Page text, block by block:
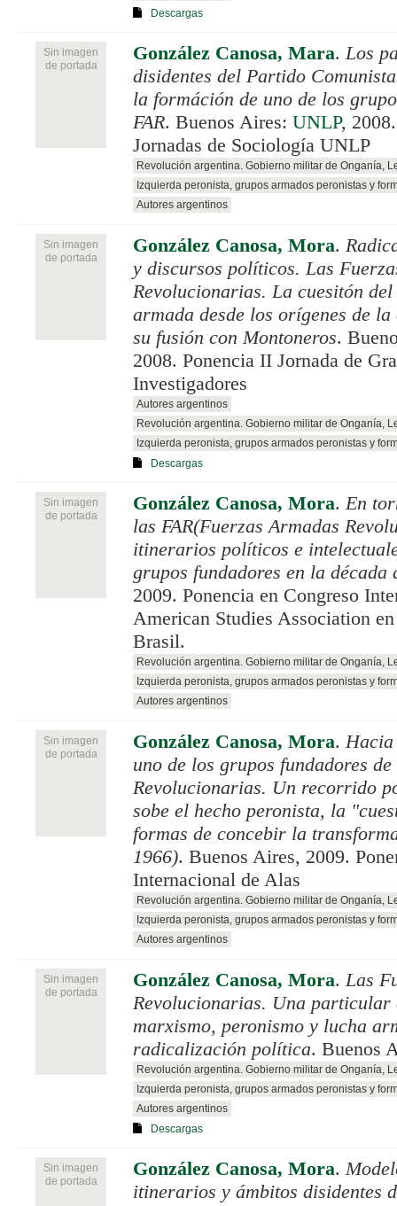
Descargas
Sin imagen
de portada
González Canosa, Mara. Los
disidentes del Partido
la formáción de uno de los
FAR. Buenos Aires: UNLP,
Jornadas de Sociología UNLP
Revolución argentina. Gobierno militar de Onganía,
Izquierda peronista, grupos armados peronistas y
Autores argentinos
Sin imagen
de portada
González Canosa, Mora.
y discursos políticos. Las
Revolucionarias. La cuesitón
armada desde los orígenes de
su fusión con Montoneros.
2008. Ponencia II Jornada de
Investigadores
Autores argentinos
Revolución argentina. Gobierno militar de Onganía,
Izquierda peronista, grupos armados peronistas y
Descargas
Sin imagen
de portada
González Canosa, Mora. En
las FAR(Fuerzas Armadas
itinerarios políticos e
grupos fundadores en la década
2009. Ponencia en Congreso
American Studies Association
Brasil.
Revolución argentina. Gobierno militar de Onganía,
Izquierda peronista, grupos armados peronistas y
Autores argentinos
Sin imagen
de portada
González Canosa, Mora.
uno de los grupos fundadores
Revolucionarias. Un recorrido
sobe el hecho peronista, la
formas de concebir la
1966). Buenos Aires, 2009.
Internacional de Alas
Revolución argentina. Gobierno militar de Onganía,
Izquierda peronista, grupos armados peronistas y
Autores argentinos
Sin imagen
de portada
González Canosa, Mora. Las
Revolucionarias. Una particular
marxismo, peronismo y lucha
radicalización política. Buenos
Revolución argentina. Gobierno militar de Onganía,
Izquierda peronista, grupos armados peronistas y
Autores argentinos
Descargas
Sin imagen
de portada
González Canosa, Mora.
itinerarios y ámbitos disidentes